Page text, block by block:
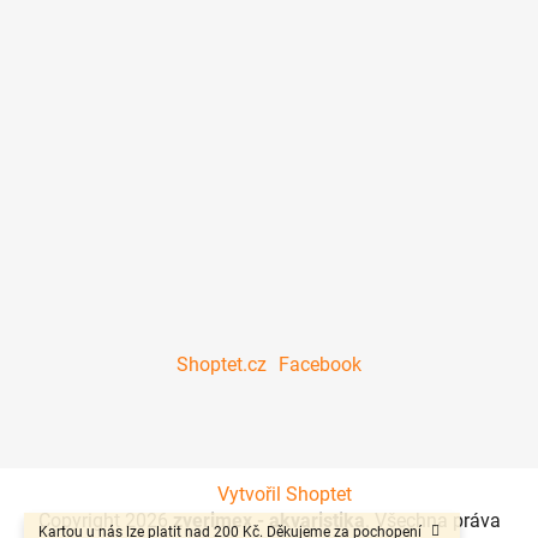
Kartou u nás lze platit nad 200 Kč. Děkujeme za pochopení
Shoptet.cz Facebook
Vytvořil Shoptet
Copyright 2026zverimex - akvaristika. Všechna práva